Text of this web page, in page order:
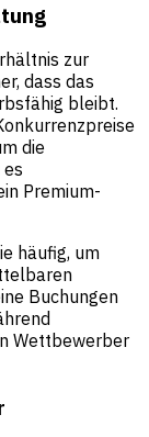
zur
dass das
bleibt.
die
Premium-
häufig, um
Buchungen
Wettbewerber